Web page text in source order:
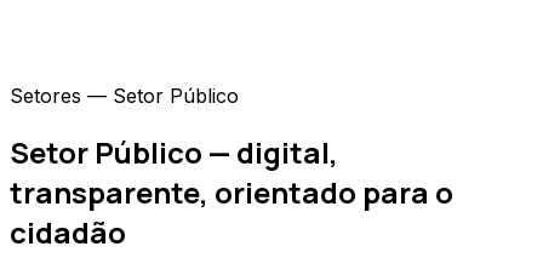
Setores — Setor Público
Setor Público — digital,
transparente, orientado para o
cidadão